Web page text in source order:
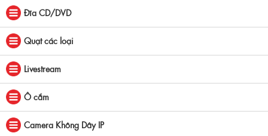
Đĩa CD/DVD
Quạt các loại
Livestream
Ô cắm
Camera Không Dây IP